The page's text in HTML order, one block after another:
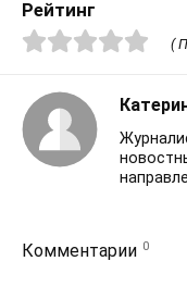
Рейтинг
(
Комментарии 0